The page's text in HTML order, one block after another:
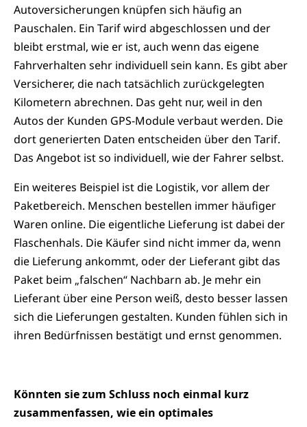
Autoversicherungen knüpfen sich häufig an
Pauschalen. Ein Tarif wird abgeschlossen und der
bleibt erstmal, wie er ist, auch wenn das eigene
Fahrverhalten sehr individuell sein kann. Es gibt aber
Versicherer, die nach tatsächlich zurückgelegten
Kilometern abrechnen. Das geht nur, weil in den
Autos der Kunden GPS-Module verbaut werden. Die
dort generierten Daten entscheiden über den Tarif.
Das Angebot ist so individuell, wie der Fahrer selbst.
Ein weiteres Beispiel ist die Logistik, vor allem der
Paketbereich. Menschen bestellen immer häufiger
Waren online. Die eigentliche Lieferung ist dabei der
Flaschenhals. Die Käufer sind nicht immer da, wenn
die Lieferung ankommt, oder der Lieferant gibt das
Paket beim „falschen“ Nachbarn ab. Je mehr ein
Lieferant über eine Person weiß, desto besser lassen
sich die Lieferungen gestalten. Kunden fühlen sich in
ihren Bedürfnissen bestätigt und ernst genommen.
Könnten sie zum Schluss noch einmal kurz
zusammenfassen, wie ein optimales